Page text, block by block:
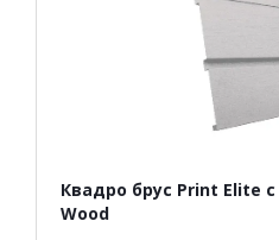
Квадро брус Print Elite
Wood